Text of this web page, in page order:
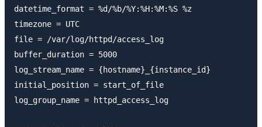
datetime_format = %d/%b/%Y:%H:%M:%S %z
timezone = UTC
file = /var/log/httpd/access_log
buffer_duration = 5000
log_stream_name = {hostname}_{instance_id}
initial_position = start_of_file
log_group_name = httpd_access_log